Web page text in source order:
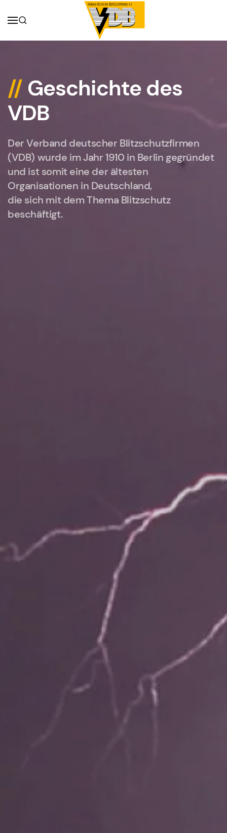
// Geschichte des
VDB
Der Verband deutscher Blitzschutzfirmen
(VDB) wurde im Jahr 1910 in Berlin gegründet
und ist somit eine der ältesten
Organisationen in Deutschland,
die sich mit dem Thema Blitzschutz
beschäftigt.